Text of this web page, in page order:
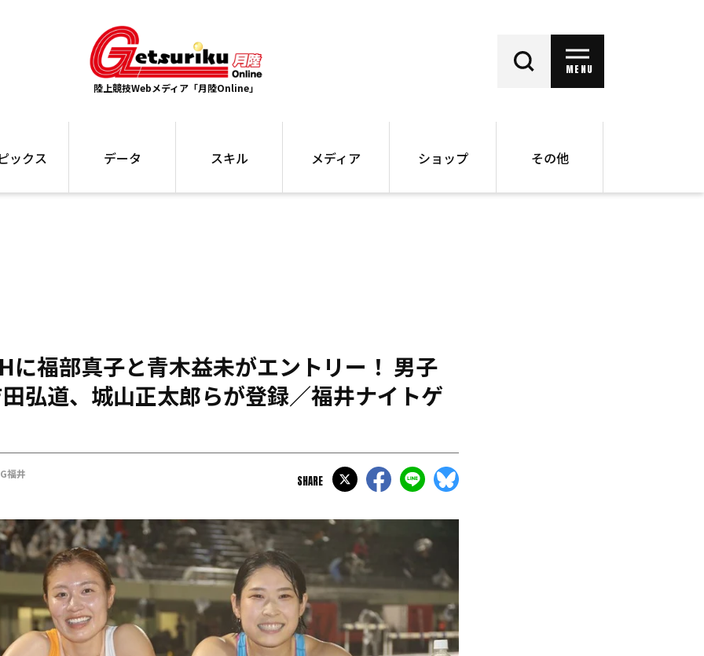
陸上競技Webメディア「月陸Online」
MENU
ックス データ
日本学連加盟大学
スキル メディア ショップ その他
に福部真子と青木益未がエントリー！ 男子
弘道、城山正太郎らが登録／福井ナイトゲ
福井 SHARE